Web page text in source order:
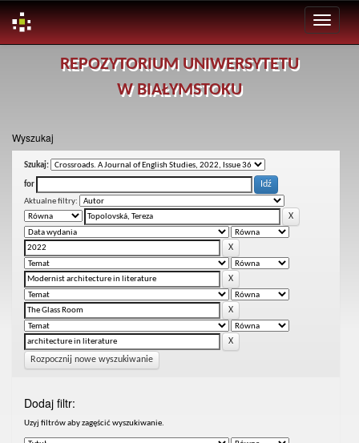
REPOZYTORIUM UNIWERSYTETU
W BIAŁYMSTOKU
Wyszukaj
Szukaj:
for
Aktualne filtry:
Rozpocznij nowe wyszukiwanie
Dodaj filtr:
Uzyj filtrów aby zagęścić wyszukiwanie.